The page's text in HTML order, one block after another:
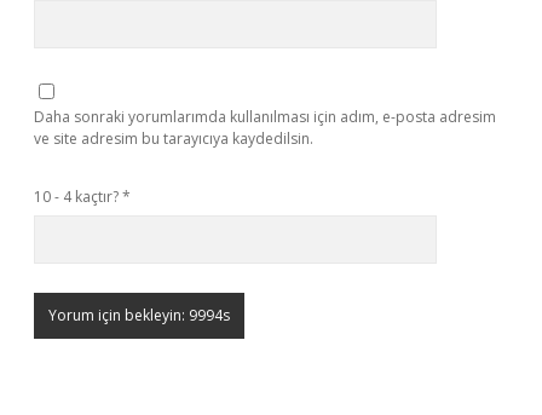
Daha sonraki yorumlarımda kullanılması için adım, e-posta adresim
ve site adresim bu tarayıcıya kaydedilsin.
10 - 4 kaçtır?*